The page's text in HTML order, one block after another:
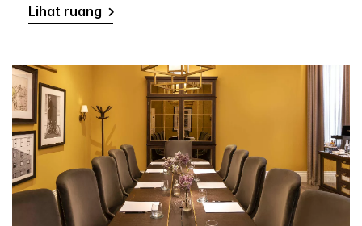
Lihat ruang